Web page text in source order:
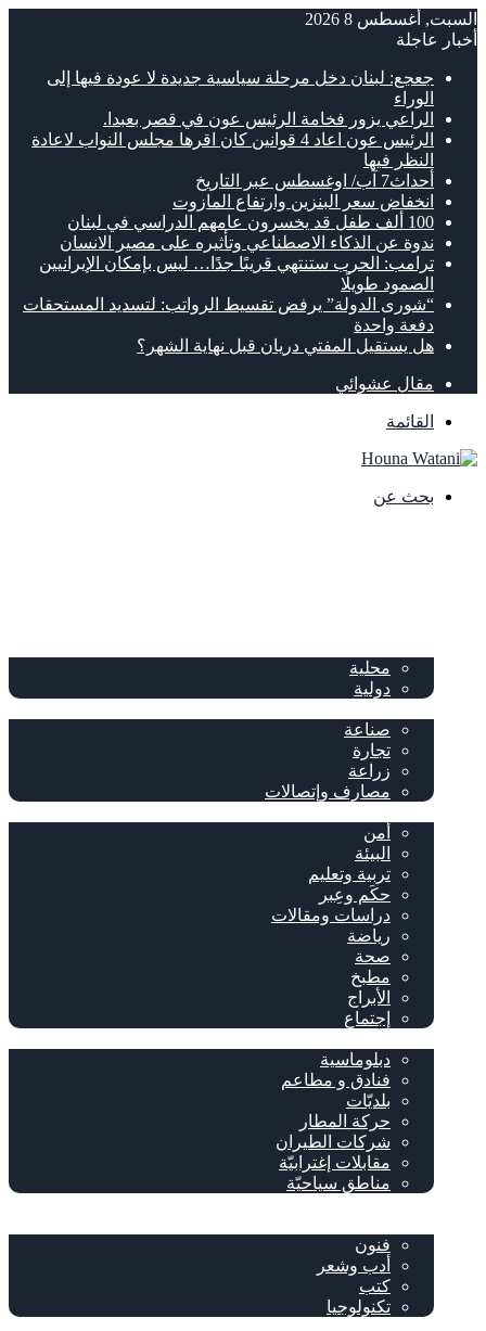
السبت, أغسطس 8 2026
أخبار عاجلة
جعجع: لبنان دخل مرحلة سياسية جديدة لا عودة فيها إلى
الوراء
الراعي يزور فخامة الرئيس عون في قصر بعبدا.
الرئيس عون اعاد 4 قوانين كان اقرها مجلس النواب لاعادة
النظر فيها
أحداث7 آب/ اوغسطس عبر التاريخ
انخفاض سعر البنزين وارتفاع المازوت
100 ألف طفل قد يخسرون عامهم الدراسي في لبنان
ندوة عن الذكاء الاصطناعي وتأثيره على مصير الانسان
ترامب: الحرب ستنتهي قريبًا جدًا… ليس بإمكان الإيرانيين
الصمود طويلًا
“شورى الدولة” يرفض تقسيط الرواتب: لتسديد المستحقات
دفعة واحدة
هل يستقيل المفتي دريان قبل نهاية الشهر؟
مقال عشوائي
القائمة
بحث عن
محلية
دولية
صناعة
تجارة
زراعة
مصارف وإتصالات
أمن
البيئة
تربية وتعليم
حكَم وعِبر
دراسات ومقالات
رياضة
صحة
مطبخ
الأبراج
إجتماع
دبلوماسية
فنادق و مطاعم
بلديّات
حركة المطار
شركات الطيران
مقابلات إغترابيّة
مناطق سياحيّة
فنون
أدب وشعر
كتب
تكنولوجيا